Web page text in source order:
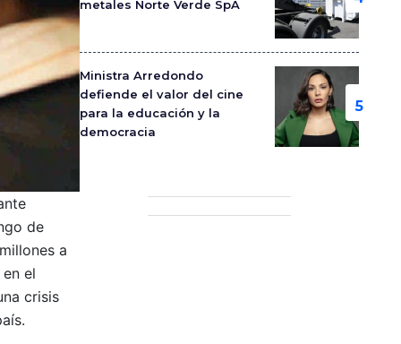
de
a
el
crisis
metales Norte Verde SpA
Ministra Arredondo
defiende el valor del cine
para la educación y la
democracia